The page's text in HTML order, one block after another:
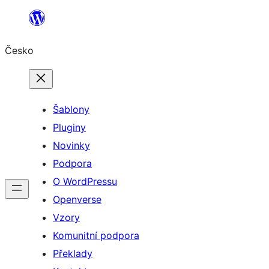
Přeskočit
obsah
Česko
Šablony
Pluginy
Novinky
Podpora
O WordPressu
Openverse
Vzory
Komunitní podpora
Překlady